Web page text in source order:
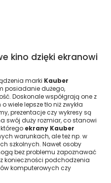
kino dzięki ekranowi
marki Kauber
posiadanie dużego,
Doskonale współgrają one z
lepsze tło niż zwykła
prezentacje czy wykresy są
swój duży rozmiar, co stanowi
ekrany Kauber
warunkach, ale też np. w
szkolnych. Nawet osoby
bez problemu zapoznawać
konieczności podchodzenia
komputerowych czy